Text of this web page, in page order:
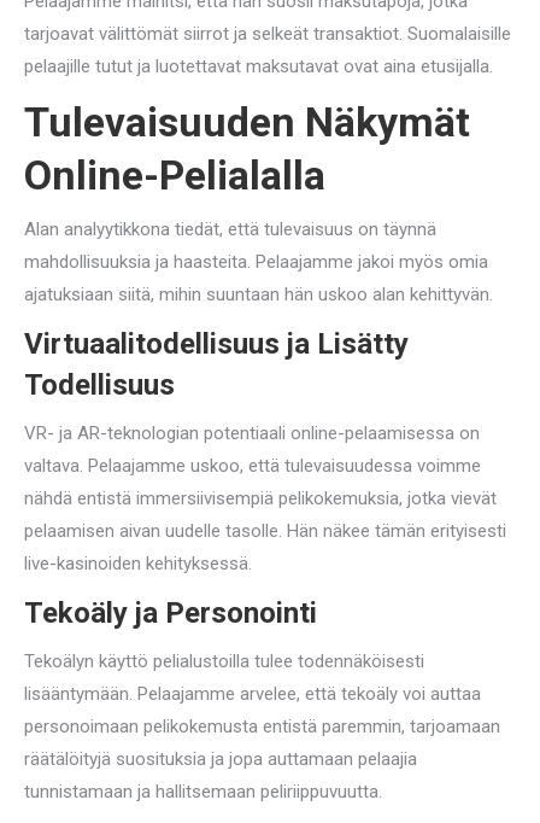
tarjoavat välittömät siirrot ja selkeät transaktiot. Suomalaisille
pelaajille tutut ja luotettavat maksutavat ovat aina etusijalla.
Tulevaisuuden Näkymät
Online-Pelialalla
Alan analyytikkona tiedät, että tulevaisuus on täynnä
mahdollisuuksia ja haasteita. Pelaajamme jakoi myös omia
ajatuksiaan siitä, mihin suuntaan hän uskoo alan kehittyvän.
Virtuaalitodellisuus ja Lisätty
Todellisuus
VR- ja AR-teknologian potentiaali online-pelaamisessa on
valtava. Pelaajamme uskoo, että tulevaisuudessa voimme
nähdä entistä immersiivisempiä pelikokemuksia, jotka vievät
pelaamisen aivan uudelle tasolle. Hän näkee tämän erityisesti
live-kasinoiden kehityksessä.
Tekoäly ja Personointi
Tekoälyn käyttö pelialustoilla tulee todennäköisesti
lisääntymään. Pelaajamme arvelee, että tekoäly voi auttaa
personoimaan pelikokemusta entistä paremmin, tarjoamaan
räätälöityjä suosituksia ja jopa auttamaan pelaajia
tunnistamaan ja hallitsemaan peliriippuvuutta.